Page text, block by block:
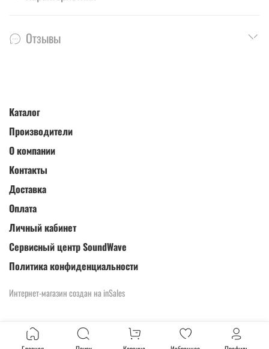
Отзывы
Каталог
Производители
О компании
Контакты
Доставка
Оплата
Личный кабинет
Сервисный центр SoundWave
Политика конфиденциальности
Интернет-магазин создан на inSales